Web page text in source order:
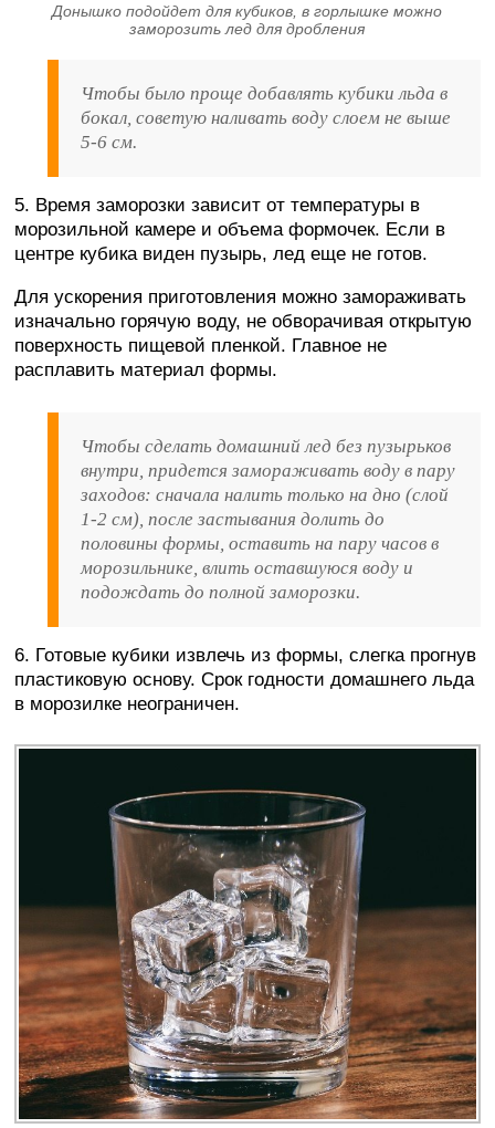
Донышко подойдет для кубиков, в горлышке можно
заморозить лед для дробления
Чтобы было проще добавлять кубики льда в
бокал, советую наливать воду слоем не выше
5-6 см.
5. Время заморозки зависит от температуры в
морозильной камере и объема формочек. Если в
центре кубика виден пузырь, лед еще не готов.
Для ускорения приготовления можно замораживать
изначально горячую воду, не обворачивая открытую
поверхность пищевой пленкой. Главное не
расплавить материал формы.
Чтобы сделать домашний лед без пузырьков
внутри, придется замораживать воду в пару
заходов: сначала налить только на дно (слой
1-2 см), после застывания долить до
половины формы, оставить на пару часов в
морозильнике, влить оставшуюся воду и
подождать до полной заморозки.
6. Готовые кубики извлечь из формы, слегка прогнув
пластиковую основу. Срок годности домашнего льда
в морозилке неограничен.